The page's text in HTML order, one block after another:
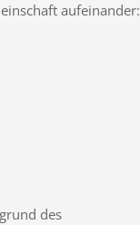
aufeinander:
des